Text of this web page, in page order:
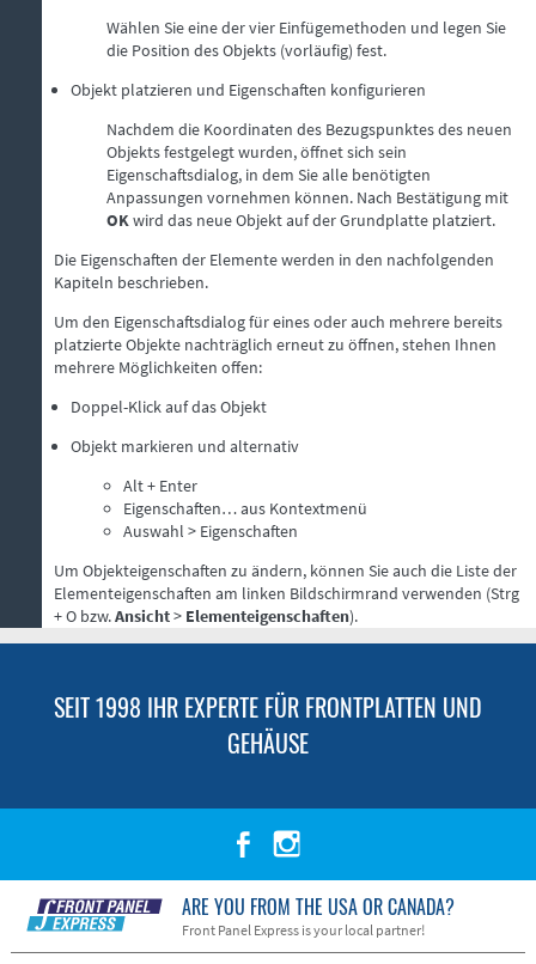
Wählen Sie eine der vier Einfügemethoden und legen Sie
die Position des Objekts (vorläufig) fest.
Objekt platzieren und Eigenschaften konfigurieren
Nachdem die Koordinaten des Bezugspunktes des neuen
Objekts festgelegt wurden, öffnet sich sein
Eigenschaftsdialog, in dem Sie alle benötigten
Anpassungen vornehmen können. Nach Bestätigung mit
OKwird das neue Objekt auf der Grundplatte platziert.
Die Eigenschaften der Elemente werden in den nachfolgenden
Kapiteln beschrieben.
Um den Eigenschaftsdialog für eines oder auch mehrere bereits
platzierte Objekte nachträglich erneut zu öffnen, stehen Ihnen
mehrere Möglichkeiten offen:
Doppel-Klick auf das Objekt
Objekt markieren und alternativ
Alt + Enter
Eigenschaften… aus Kontextmenü
Auswahl > Eigenschaften
Um Objekteigenschaften zu ändern, können Sie auch die Liste der
Elementeigenschaften am linken Bildschirmrand verwenden (Strg
+ O bzw.Ansicht> Elementeigenschaften).
SEIT 1998 IHR EXPERTE FÜR FRONTPLATTEN UND
GEHÄUSE
ARE YOU FROM THE USA OR CANADA?
Front Panel Express is your local partner!